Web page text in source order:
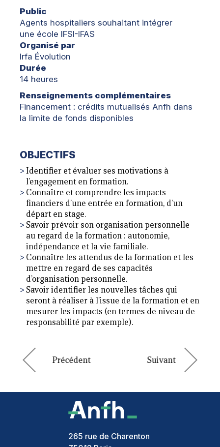
Public
Agents hospitaliers souhaitant intégrer
une école IFSI-IFAS
Organisé par
Irfa Évolution
Durée
14 heures
Renseignements complémentaires
Financement : crédits mutualisés Anfh dans
la limite de fonds disponibles
OBJECTIFS
Identifier et évaluer ses motivations à
l’engagement en formation.
Connaître et comprendre les impacts
financiers d’une entrée en formation, d’un
départ en stage.
Savoir prévoir son organisation personnelle
au regard de la formation : autonomie,
indépendance et la vie familiale.
Connaître les attendus de la formation et les
mettre en regard de ses capacités
d’organisation personnelle.
Savoir identifier les nouvelles tâches qui
seront à réaliser à l’issue de la formation et en
mesurer les impacts (en termes de niveau de
responsabilité par exemple).
265 rue de Charenton